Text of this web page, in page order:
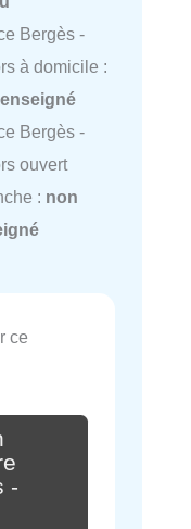
Bergès -
à domicile :
Bergès -
ouvert
: non
ce
-